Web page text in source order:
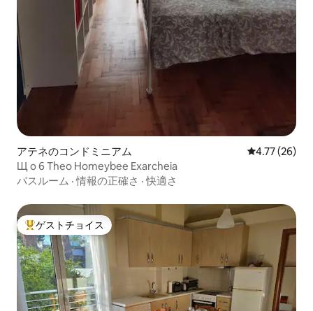
アテネのコンドミニアム レビュー26
4.77 (26)
Щ ο 6 Theo Homeybee Exarcheia
バスルーム ·情報の正確さ ·快適さ
大好評のゲストチョイスです。
ゲストチョイス